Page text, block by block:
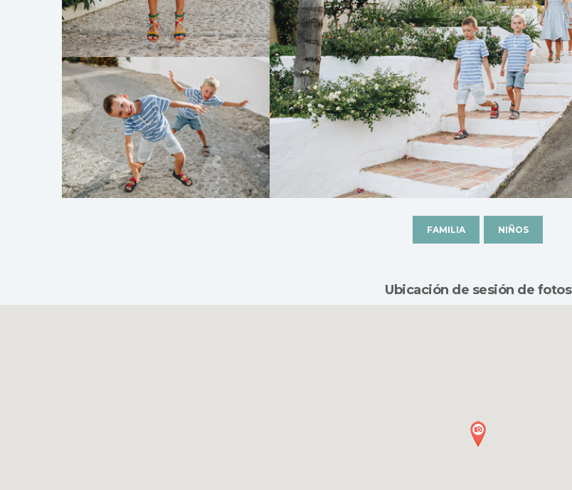
FAMILIA NIÑOS
Ubicación de sesión de fotos